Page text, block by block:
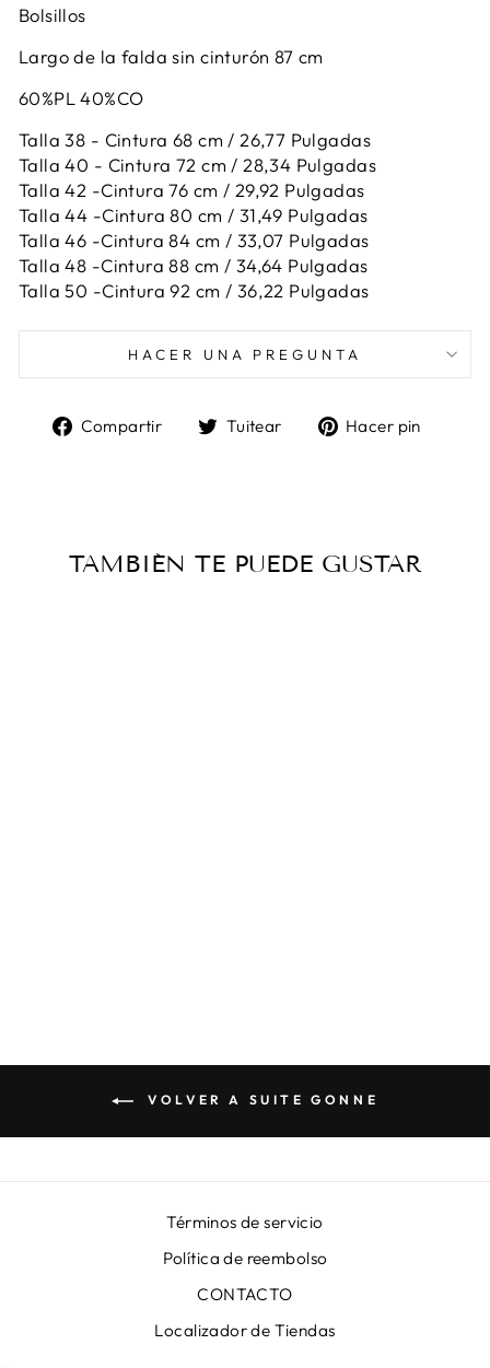
Bolsillos
Largo de la falda sin cinturón 87 cm
60%PL 40%CO
Talla 38 - Cintura 68 cm / 26,77 Pulgadas
Talla 40 - Cintura 72 cm / 28,34 Pulgadas
Talla 42 -Cintura 76 cm / 29,92 Pulgadas
Talla 44 -Cintura 80 cm / 31,49 Pulgadas
Talla 46 -Cintura 84 cm / 33,07 Pulgadas
Talla 48 -Cintura 88 cm / 34,64 Pulgadas
Talla 50 -Cintura 92 cm / 36,22 Pulgadas
HACER UNA PREGUNTA
Compartir
Compartir
Tuitear
TuitearHacer pin
TAMBIÉN TE PUEDE GUSTAR
VOLVER A SUITE GONNE
Términos de servicio
Política de reembolso
CONTACTO
Localizador de Tiendas